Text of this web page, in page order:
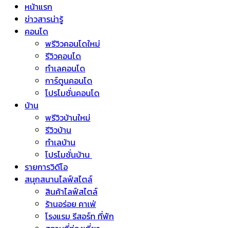
หน้าแรก
ข่าวสารน่ารู้
คอนโด
พรีวิวคอนโดใหม่
รีวิวคอนโด
ทำเลคอนโด
การ์ตูนคอนโด
โปรโมชั่นคอนโด
บ้าน
พรีวิวบ้านใหม่
รีวิวบ้าน
ทำเลบ้าน
โปรโมชั่นบ้าน
รายการวิดีโอ
สนุกสนานไลฟ์สไตล์
สินค้าไลฟ์สไตล์
ร้านอร่อย คาเฟ่
โรงแรม รีสอร์ท ที่พัก